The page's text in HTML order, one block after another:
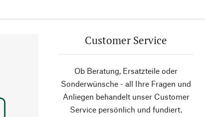
Customer Service
Ob Beratung, Ersatzteile oder
Sonderwünsche - all Ihre Fragen und
Anliegen behandelt unser Customer
Service persönlich und fundiert.